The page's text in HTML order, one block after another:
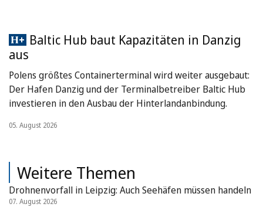
Baltic Hub baut Kapazitäten in Danzig
aus
Polens größtes Containerterminal wird weiter ausgebaut:
Der Hafen Danzig und der Terminalbetreiber Baltic Hub
investieren in den Ausbau der Hinterlandanbindung.
05. August 2026
Weitere Themen
Drohnenvorfall in Leipzig: Auch Seehäfen müssen handeln
07. August 2026